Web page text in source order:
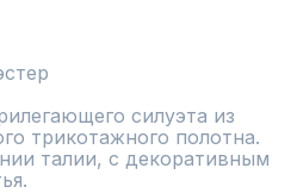
силуэта из
трикотажного полотна.
талии, с декоративным